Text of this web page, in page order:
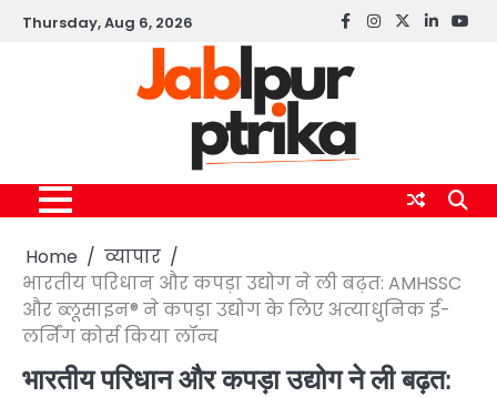
SkipThursday, Aug 6, 2026 Facebook
instagram
twitterlinkedin
Home
व्यापार
भारतीय परिधान और कपड़ा उद्योग ने ली बढ़त: AMHSSC
और ब्लूसाइन® ने कपड़ा उद्योग के लिए अत्याधुनिक ई-
लर्निंग कोर्स किया लॉन्च
भारतीय परिधान और कपड़ा उद्योग ने ली बढ़त: